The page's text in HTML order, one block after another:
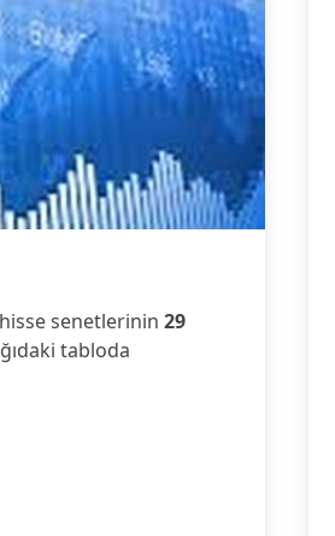
hisse senetlerinin 29
tabloda